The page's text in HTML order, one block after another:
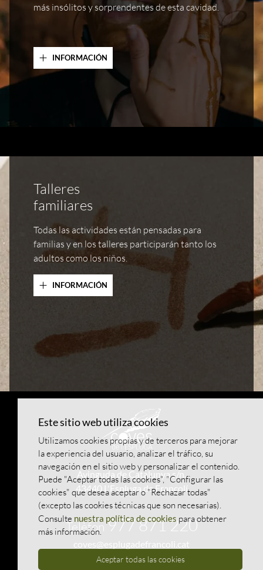
más insólitos y sorprendentes de esta cavidad.
INFORMACIÓN
Talleres
familiares
Todas las actividades están pensadas para
familias y en los talleres participarán tanto los
adultos como los niños.
INFORMACIÓN
Avinguda de Catalunya s/n.
43440 L'Espluga de Francolí
Telèfon977 871 220
coves@esplugadefrancoli.cat
Este sitio web utiliza cookies
Utilizamos cookies propias y de terceros para mejorar
la experiencia del usuario, analizar el tráfico, su
navegación en el sitio web y personalizar el contenido.
Puede "Aceptar todas las cookies", "Configurar las
cookies" que desea aceptar o "Rechazar todas"
(excepto las cookies técnicas que son necesarias).
Consulte nuestra política de cookiespara obtener
más información.
Aceptar todas las cookies